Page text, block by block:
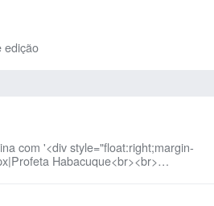
edição
com '<div style="float:right;margin-
Habacuque<br><br>